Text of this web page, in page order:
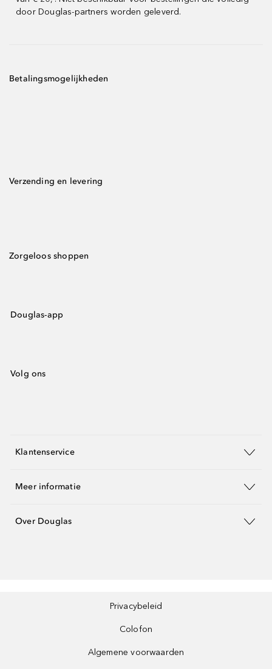
door Douglas-partners worden geleverd.
Betalingsmogelijkheden
Verzending en levering
Zorgeloos shoppen
Douglas-app
Volg ons
Klantenservice
Meer informatie
Over Douglas
Privacybeleid
Colofon
Algemene voorwaarden